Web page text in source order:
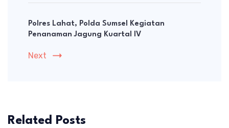
Polres Lahat, Polda Sumsel Kegiatan
Penanaman Jagung Kuartal IV
Next
Related Posts